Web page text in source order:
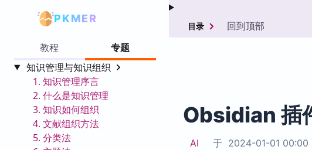
PKMER
教程
专题
知识管理与知识组织
1. 知识管理序言
2. 什么是知识管理
3. 知识如何组织
4. 文献组织方法
5. 分类法
目录 回到顶部
Obsidian 插
AI 于 2024-01-01 00:00